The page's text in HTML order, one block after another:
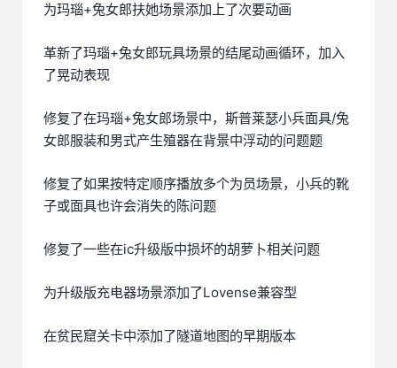
为玛瑙+兔女郎扶她场景添加上了次要动画
革新了玛瑙+兔女郎玩具场景的结尾动画循环，加入
了晃动表现
修复了在玛瑙+兔女郎场景中，斯普莱瑟小兵面具/兔
女郎服装和男式产生殖器在背景中浮动的问题题
修复了如果按特定顺序播放多个为员场景，小兵的靴
子或面具也许会消失的陈问题
修复了一些在ic升级版中损坏的胡萝卜相关问题
为升级版充电器场景添加了Lovense兼容型
在贫民窟关卡中添加了隧道地图的早期版本